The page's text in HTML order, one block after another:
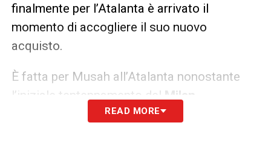
finalmente per l’Atalanta è arrivato il
momento di accogliere il suo nuovo
acquisto.
È fatta per Musah all’Atalanta nonostante
l’iniziale tentennamento del Milan
Confermata anche l’indiscrezione con le
READ MORE